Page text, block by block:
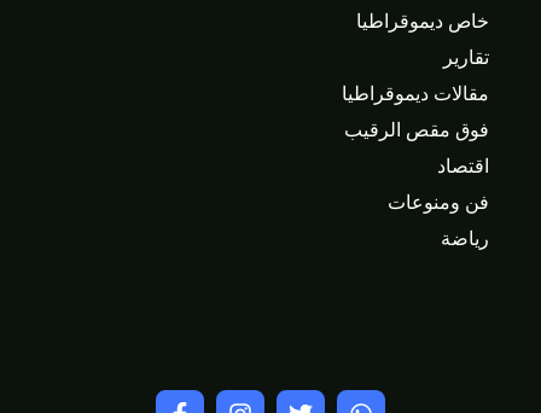
خاص ديموقراطيا
تقارير
مقالات ديموقراطيا
فوق مقص الرقيب
اقتصاد
فن ومنوعات
رياضة